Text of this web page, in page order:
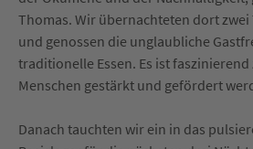
Thomas. Wir übernachteten dort zwei
und genossen die unglaubliche
traditionelle Essen. Es ist
Menschen gestärkt und gefördert
Danach tauchten wir ein in das